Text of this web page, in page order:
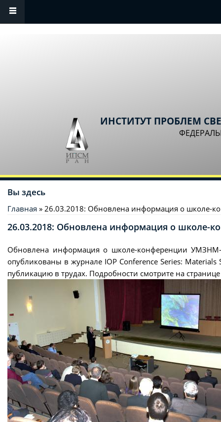
Перейти к основному содержанию
ИНСТИТУТ ПРОБЛЕМ
Вы здесь
Главная » 26.03.2018: Обновлена информация о школе-
26.03.2018: Обновлена информация о школе-
Обновлена информация о школе-конференции УМЗНМ-
опубликованы в журнале IOP Conference Series:
публикацию в трудах. Подробности смотрите на